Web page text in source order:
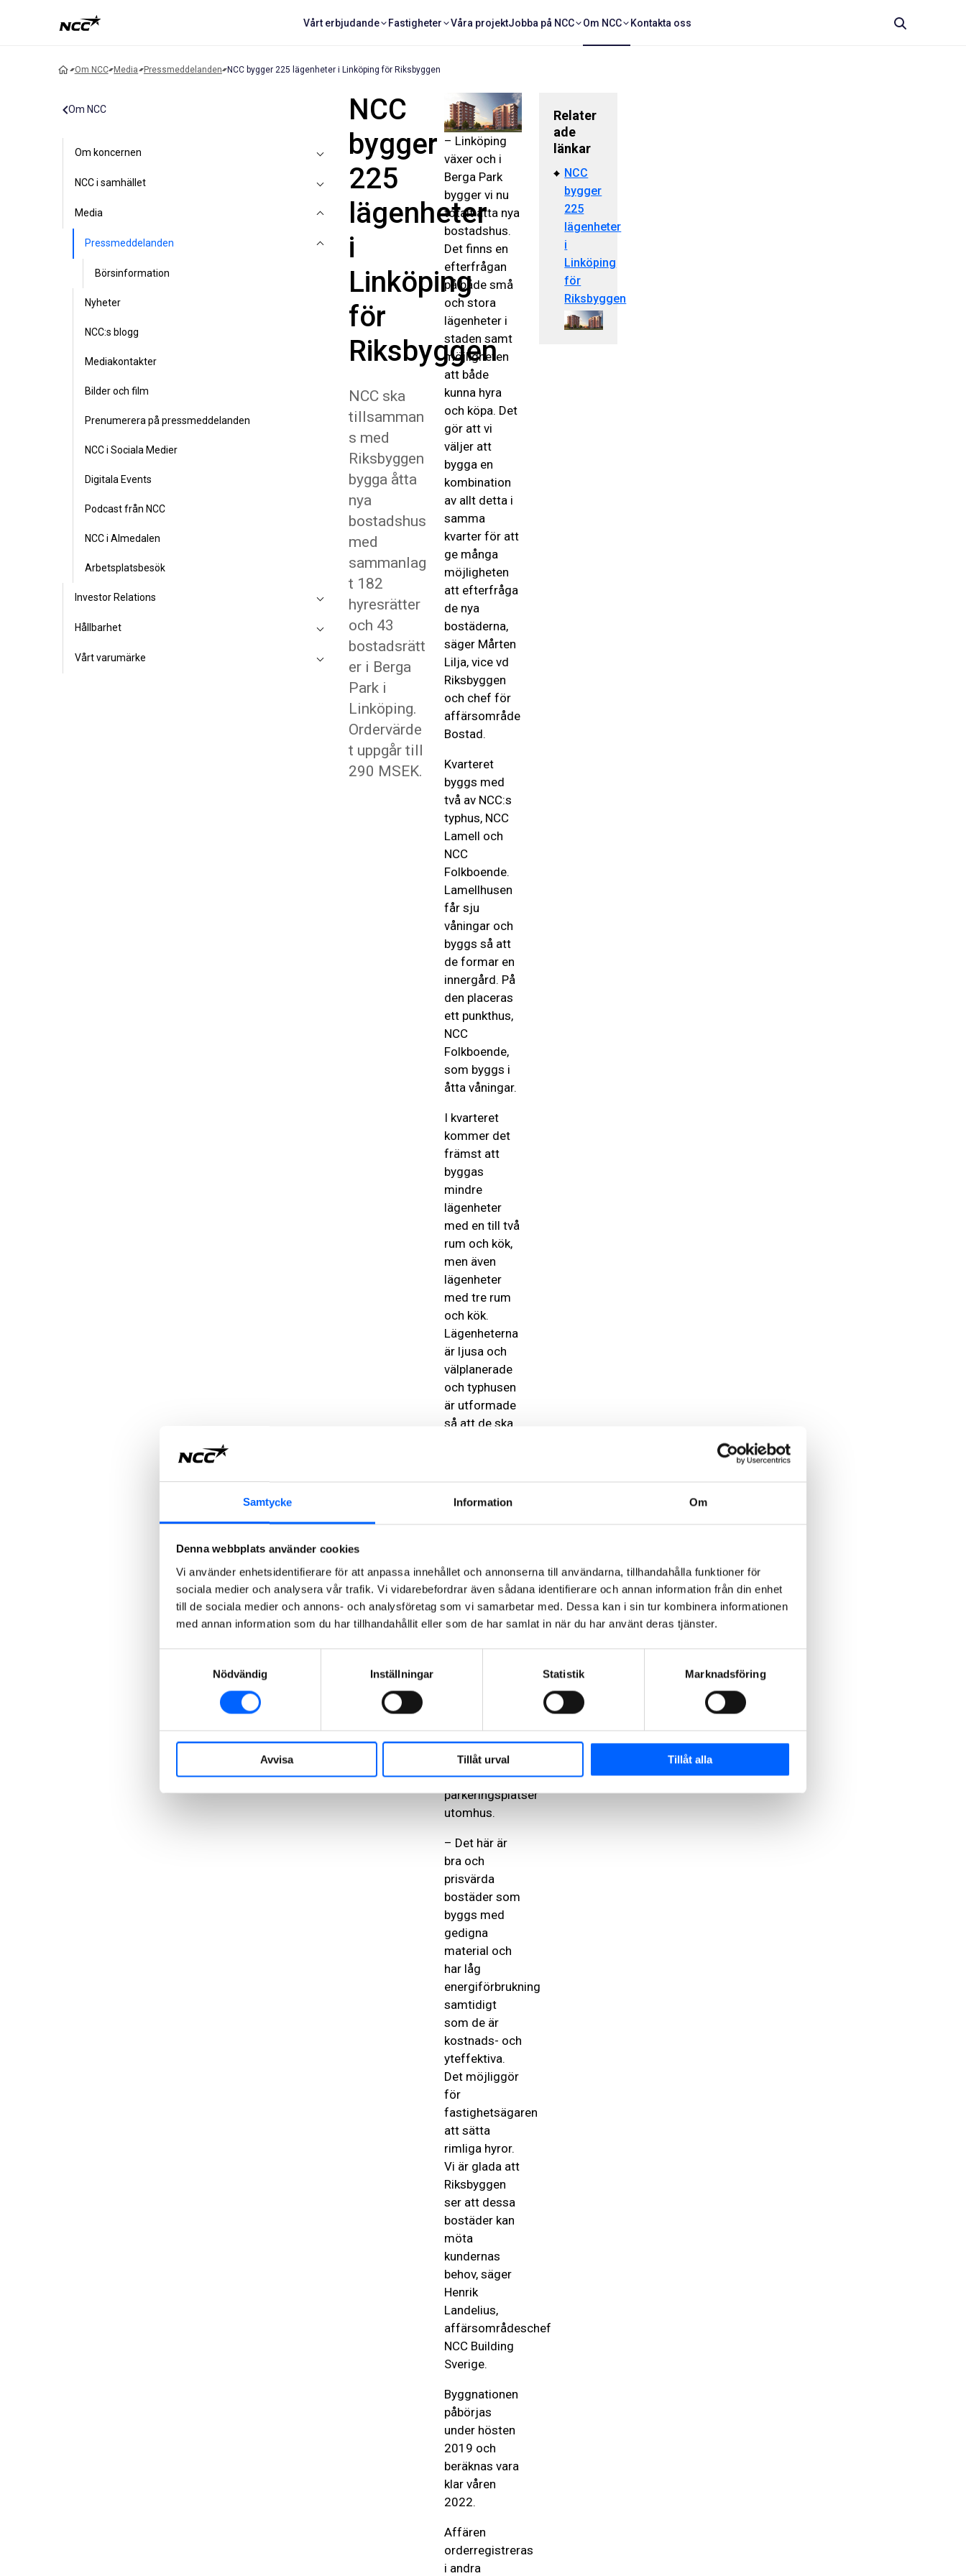
Samtycke Information Om
Denna webbplats använder cookies
Vi använder enhetsidentifierare för att anpassa innehållet och annonserna till användarna, tillhandahålla funktioner för
sociala medier och analysera vår trafik. Vi vidarebefordrar även sådana identifierare och annan information från din enhet
till de sociala medier och annons- och analysföretag som vi samarbetar med. Dessa kan i sin tur kombinera informationen
med annan information som du har tillhandahållit eller som de har samlat in när du har använt deras tjänster.
Nödvändig
Inställningar Statistik Marknadsföring
Avvisa Tillåt urval Tillåt alla
Vårt erbjudande Fastigheter Våra projektJobba på NCC Om NCC Kontakta oss
Om NCC Media Pressmeddelanden NCC bygger 225 lägenheter i Linköping för Riksbyggen
Om NCC
Om koncernen
NCC i samhället
Media
Pressmeddelanden
Börsinformation
Nyheter
NCC:s blogg
Mediakontakter
Bilder och film
Prenumerera på pressmeddelanden
NCC i Sociala Medier
Digitala Events
Podcast från NCC
NCC i Almedalen
Arbetsplatsbesök
Investor Relations
Hållbarhet
Vårt varumärke
NCC
bygger
225
lägenheter
i
Linköping
för
Riksbyggen
NCC ska
tillsamman
s med
Riksbyggen
bygga åtta
nya
bostadshus
med
sammanlag
t 182
hyresrätter
och 43
bostadsrätt
er i Berga
Park i
Linköping.
Ordervärde
t uppgår till
290 MSEK.
– Linköping
växer och i
Berga Park
bygger vi nu
totalt åtta nya
bostadshus.
Det finns en
efterfrågan
på både små
och stora
lägenheter i
staden samt
möjligheten
att både
kunna hyra
och köpa. Det
gör att vi
väljer att
bygga en
kombination
av allt detta i
samma
kvarter för att
ge många
möjligheten
att efterfråga
de nya
bostäderna,
säger Mårten
Lilja, vice vd
Riksbyggen
och chef för
affärsområde
Bostad.
Kvarteret
byggs med
två av NCC:s
typhus, NCC
Lamell och
NCC
Folkboende.
Lamellhusen
får sju
våningar och
byggs så att
de formar en
innergård. På
den placeras
ett punkthus,
NCC
Folkboende,
som byggs i
åtta våningar.
I kvarteret
kommer det
främst att
byggas
mindre
lägenheter
med en till två
rum och kök,
men även
lägenheter
med tre rum
och kök.
Lägenheterna
är ljusa och
välplanerade
och typhusen
är utformade
så att de ska
över tid.
Innergårdens
ovanpå ett
underjordiskt
garage som
förser
kvarteret med
lekplats,
samvaroytor
samt
parkeringsplatser
utomhus.
– Det här är
bra och
prisvärda
bostäder som
byggs med
gedigna
material och
har låg
energiförbrukning
samtidigt
som de är
kostnads- och
yteffektiva.
Det möjliggör
för
fastighetsägaren
att sätta
rimliga hyror.
Vi är glada att
Riksbyggen
ser att dessa
bostäder kan
möta
kundernas
behov, säger
Henrik
Landelius,
affärsområdeschef
NCC Building
Sverige.
Byggnationen
påbörjas
under hösten
2019 och
beräknas vara
klar våren
2022.
Affären
orderregistreras
i andra
Relater
ade
länkar
NCC
bygger
225
lägenheter
i
Linköping
för
Riksbyggen